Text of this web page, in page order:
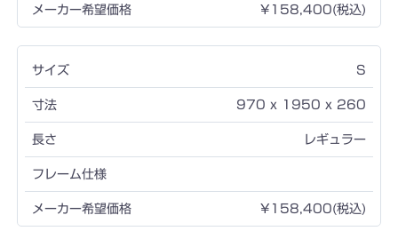
¥158,400(税込)
S
970 x 1950 x 260
レギュラー
¥158,400(税込)